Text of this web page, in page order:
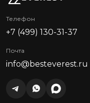
Телефон
+7 (499) 130-31-37
Почта
info@besteverest.ru